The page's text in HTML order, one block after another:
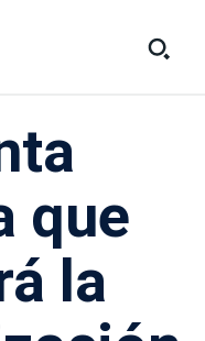
que
la